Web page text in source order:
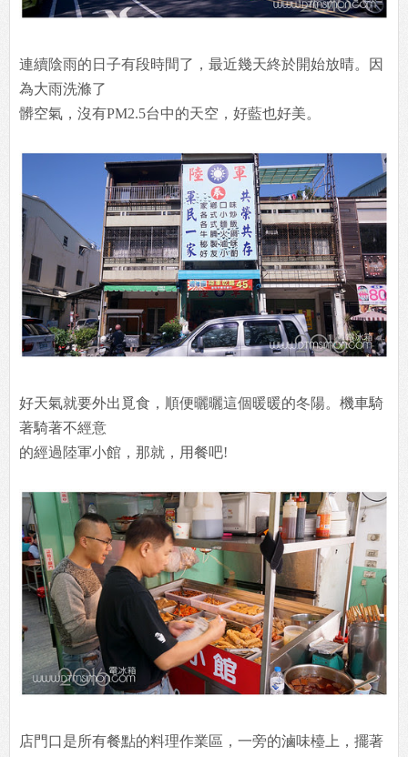
連續陰雨的日子有段時間了，最近幾天終於開始放晴。因
為大雨洗滌了
髒空氣，沒有PM2.5台中的天空，好藍也好美。
好天氣就要外出覓食，順便曬曬這個暖暖的冬陽。機車騎
著騎著不經意
的經過陸軍小館，那就，用餐吧!
店門口是所有餐點的料理作業區，一旁的滷味檯上，擺著